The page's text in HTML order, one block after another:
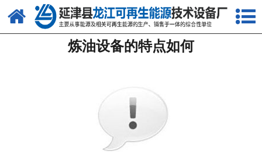
网站首页
关于我们
炼油设备的特点如何